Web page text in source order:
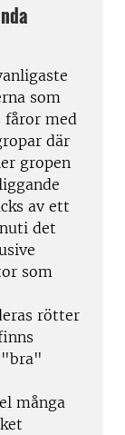
som
fåror med
där
gropen
av ett
det
som
rötter
"bra"
många